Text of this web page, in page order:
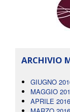
ARCHIVIO
GIUGNO
MAGGIO
APRILE 2016